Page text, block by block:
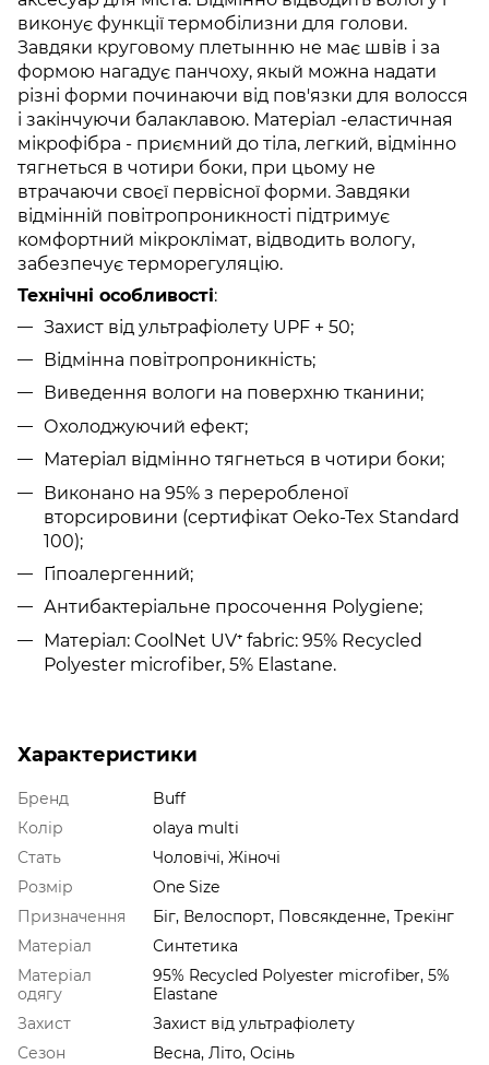
виконує функції термобілизни для голови.
Завдяки круговому плетынню не має швів і за
формою нагадує панчоху, якый можна надати
різні форми починаючи від пов'язки для волосся
і закінчуючи балаклавою. Матеріал -еластичная
мікрофібра - приємний до тіла, легкий, відмінно
тягнеться в чотири боки, при цьому не
втрачаючи своєї первісної форми. Завдяки
відмінній повітропроникності підтримує
комфортний мікроклімат, відводить вологу,
забезпечує терморегуляцію.
Технічні особливості:
Захист від ультрафіолету UPF + 50;
Відмінна повітропроникність;
Виведення вологи на поверхню тканини;
Охолоджуючий ефект;
Матеріал відмінно тягнеться в чотири боки;
Виконано на 95% з переробленої
вторсировини (сертифікат Oeko-Tex Standard
100);
Гіпоалергенний;
Антибактеріальне просочення Polygiene;
Матеріал: CoolNet UV⁺ fabric: 95% Recycled
Polyester microfiber, 5% Elastane.
Характеристики
Бренд
Buff
Колір
olaya multi
Стать
Чоловічі, Жіночі
Розмір
One Size
Призначення
Біг, Велоспорт, Повсякденне, Трекінг
Матеріал
Синтетика
Матеріал
одягу
95% Recycled Polyester microfiber, 5%
Elastane
Захист
Захист від ультрафіолету
Сезон
Весна, Літо, Осінь